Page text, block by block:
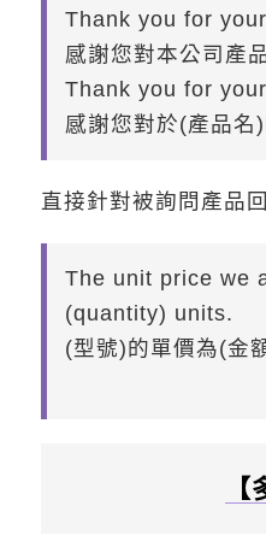
Thank you for
感謝您對本公司產
Thank you for
感謝您對於(產品名)
直接針對被詢問產品
The unit price we
(quantity) units.
(型號)的單價為(金